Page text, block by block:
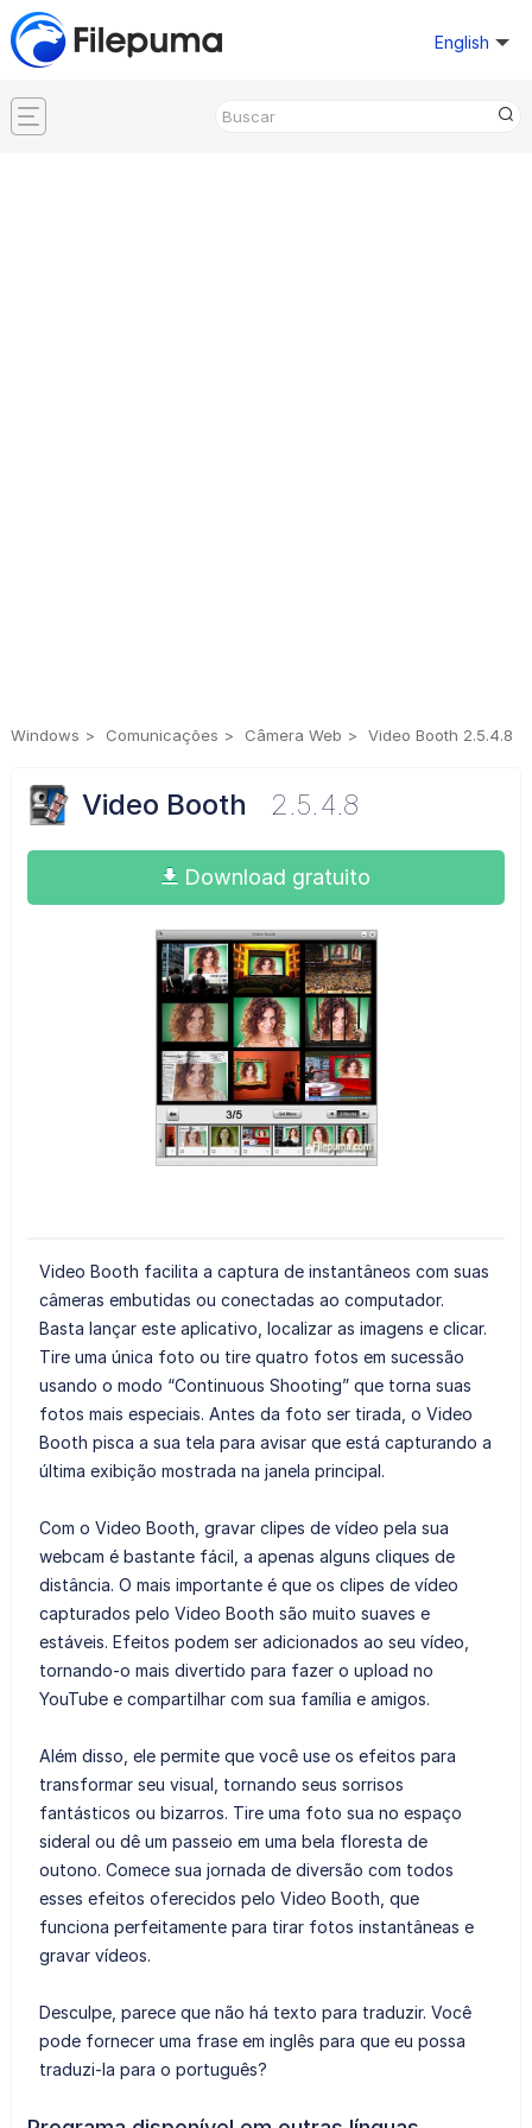
English
Windows Comunicações Câmera Web Video Booth 2.5.4.8
Video Booth 2.5.4.8
Download gratuito
Video Booth facilita a captura de instantâneos com suas
câmeras embutidas ou conectadas ao computador.
Basta lançar este aplicativo, localizar as imagens e clicar.
Tire uma única foto ou tire quatro fotos em sucessão
usando o modo “Continuous Shooting” que torna suas
fotos mais especiais. Antes da foto ser tirada, o Video
Booth pisca a sua tela para avisar que está capturando a
última exibição mostrada na janela principal.
Com o Video Booth, gravar clipes de vídeo pela sua
webcam é bastante fácil, a apenas alguns cliques de
distância. O mais importante é que os clipes de vídeo
capturados pelo Video Booth são muito suaves e
estáveis. Efeitos podem ser adicionados ao seu vídeo,
tornando-o mais divertido para fazer o upload no
YouTube e compartilhar com sua família e amigos.
Além disso, ele permite que você use os efeitos para
transformar seu visual, tornando seus sorrisos
fantásticos ou bizarros. Tire uma foto sua no espaço
sideral ou dê um passeio em uma bela floresta de
outono. Comece sua jornada de diversão com todos
esses efeitos oferecidos pelo Video Booth, que
funciona perfeitamente para tirar fotos instantâneas e
gravar vídeos.
Desculpe, parece que não há texto para traduzir. Você
pode fornecer uma frase em inglês para que eu possa
traduzi-la para o português?